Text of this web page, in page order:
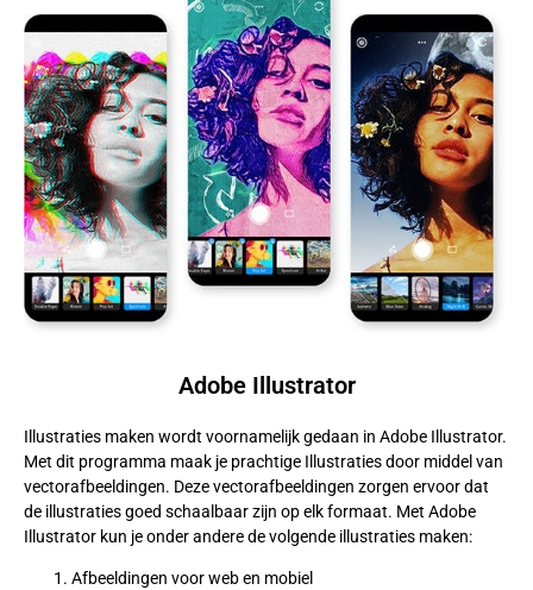
Adobe Illustrator
Illustraties maken wordt voornamelijk gedaan in Adobe Illustrator.
Met dit programma maak je prachtige Illustraties door middel van
vectorafbeeldingen. Deze vectorafbeeldingen zorgen ervoor dat
de illustraties goed schaalbaar zijn op elk formaat. Met Adobe
Illustrator kun je onder andere de volgende illustraties maken:
Afbeeldingen voor web en mobiel